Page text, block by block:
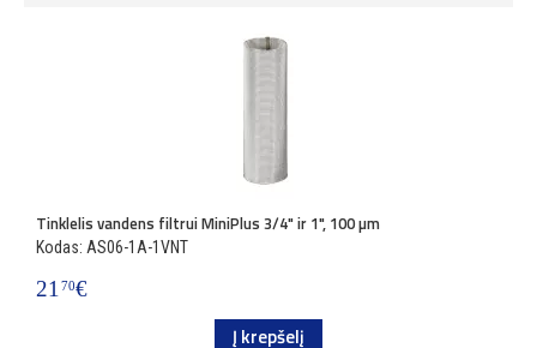
Tinklelis vandens filtrui MiniPlus 3/4" ir 1", 100 µm
Kodas: AS06-1A-1VNT
2170€
Į krepšelį